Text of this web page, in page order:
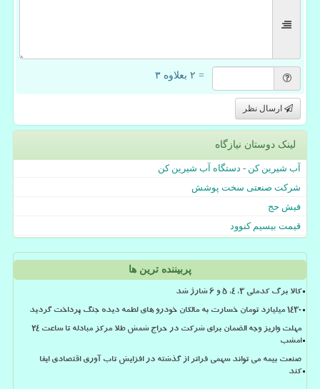
= ۲ بعلاوه ۳
ارسال نظر
لینک دوستان نیازگاه
آب شیرین کن - دستگاه آب شیرین کن
شرکت صنعتی سخت پوشش
فیش حج
قیمت بیسیم کنوود
پربیننده ترین ها
کالا برگ کدملی 3، 4، 5 و 6 شارژ شد
۱۴۳۰ میلیارد تومان خسارت به مالکان خودرو های لطمه دیده جنگ پرداخت گردید
مهلت واریز وجه الضمان برای شرکت در حراج شمش طلا مرکز مبادله تا ساعت ۲۴
امشب
صنعت بیمه می تواند سهمی فراتر از گذشته در افزایش تاب آوری اقتصادی ایفا
کند